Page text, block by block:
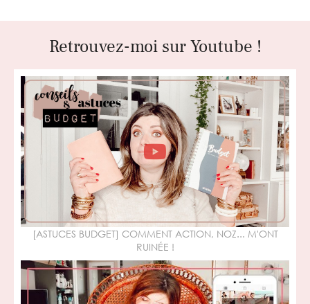
Retrouvez-moi sur Youtube !
[ASTUCES BUDGET] COMMENT ACTION, NOZ... M'ONT
RUINÉE !